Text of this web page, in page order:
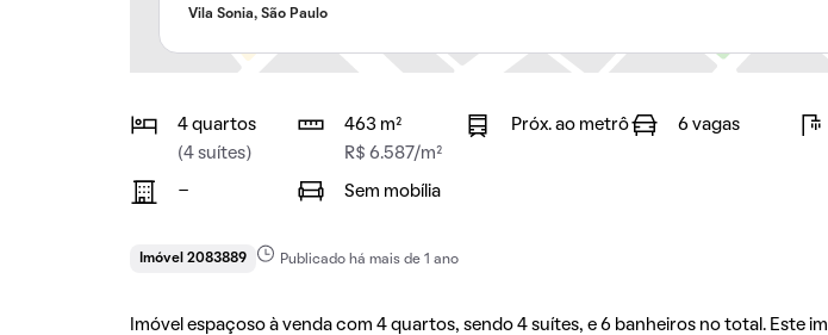
Vila Sonia, São Paulo
4 quartos
(4 suítes)
463 m²
R$ 6.587/m²
Próx. ao metrô 6 vagas
- Sem mobília
Imóvel 2083889 Publicado há mais de 1 ano
Imóvel espaçoso à venda com 4 quartos, sendo 4 suítes, e 6 banheiros no total. Este